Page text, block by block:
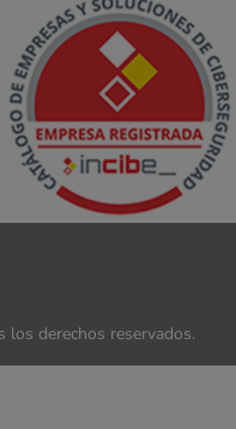
derechos reservados.